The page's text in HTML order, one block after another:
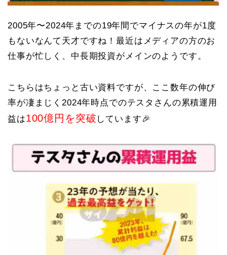
2005年〜2024年までの19年間でマイナスの年が1度
もないなんて天才ですね！最近はメディアの方のお
仕事が忙しく、中長期投資がメインのようです。
こちらはちょっと古い資料ですが、ここ数年の伸び
率が凄まじく2024年時点でのテスタさんの累積運用
益は100億円を突破 しています🎉